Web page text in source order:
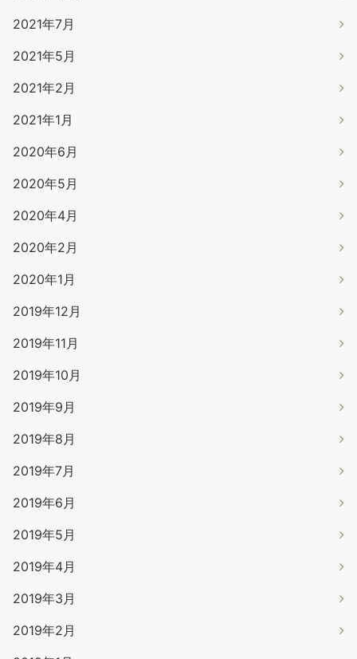
2021年7月
2021年5月
2021年2月
2021年1月
2020年6月
2020年5月
2020年4月
2020年2月
2020年1月
2019年12月
2019年11月
2019年10月
2019年9月
2019年8月
2019年7月
2019年6月
2019年5月
2019年4月
2019年3月
2019年2月